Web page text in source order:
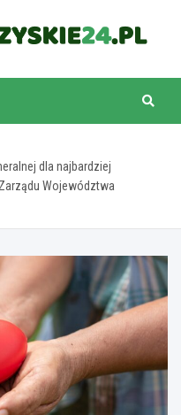
dla najbardziej
Województwa